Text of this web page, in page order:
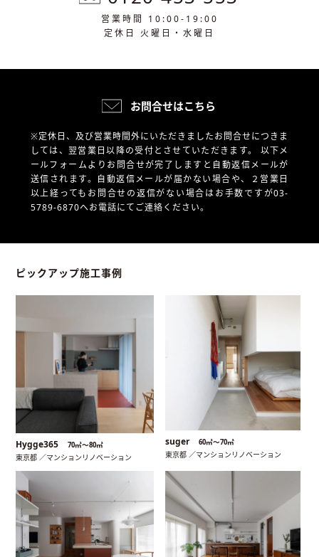
営業時間 10:00-19:00
定休日 火曜日・水曜日
お問合せはこちら
※定休日、及び営業時間外にいただきましたお問合せにつきま
しては、翌営業日以降の受付とさせていただきます。 以下メ
ールフォームよりお問合せが完了しますと自動返信メールが
送信されます。自動返信メールが届かない場合や、
２営業日
以上経ってもお問合せの返信がない場合はお手数ですが03-
5789-6870へお電話にてご連絡ください。
ピックアップ施工事例
Hygge365 70㎡〜80㎡
東京都 ／マンションリノベーション
suger 60㎡〜70㎡
東京都 ／マンションリノベーション